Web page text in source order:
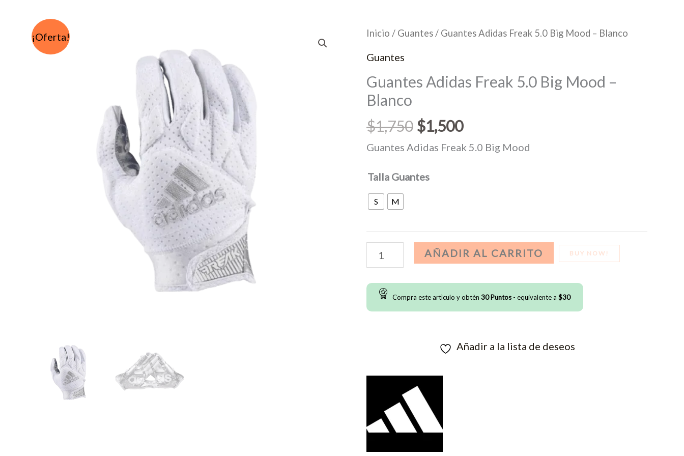
¡Oferta! Inicio / Guantes / Guantes Adidas Freak 5.0 Big Mood – Blanco
Guantes
Guantes Adidas Freak 5.0 Big Mood –
Blanco
$1,750 El
precio
era:
$1,500El
precio
Guantes Adidas Freak 5.0 Big Mood
Talla Guantes
S M
Guantes
Adidas
Freak
5.0
Blanco
cantidad
AÑADIR AL CARRITO BUY NOW!
Compra este artìculo y obtèn 30Puntos - equivalente a $30
Añadir a la lista de deseos